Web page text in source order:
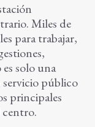
Miles de
para trabajar,
solo una
público
principales
centro.